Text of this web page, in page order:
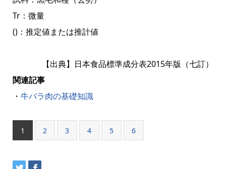
Tr：微量
()：推定値または推計値
【出典】日本食品標準成分表2015年版（七訂）
関連記事
・ 牛バラ肉の基礎知識
1 2 3 4 5 6